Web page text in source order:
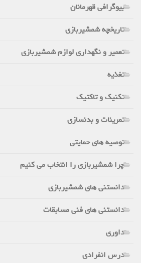
بیوگرافی قهرمانان
تاریخچه شمشیربازی
تعمیر و نگهداری لوازم شمشیربازی
تغذیه
تکنیک و تاکتیک
تمرینات و بدنسازی
توصیه های حمایتی
چرا شمشیربازی را انتخاب می کنیم
دانستنی های شمشیربازی
دانستنی های فنی مسابقات
داوری
درس انفرادی